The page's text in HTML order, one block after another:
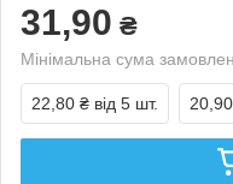
31,90 ₴
Мінімальна сума
22,80 ₴ від 5 шт.